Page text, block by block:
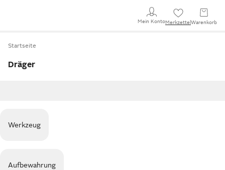
Mein KontoMerkzettel Warenkorb
Startseite
Dräger
Werkzeug
Aufbewahrung